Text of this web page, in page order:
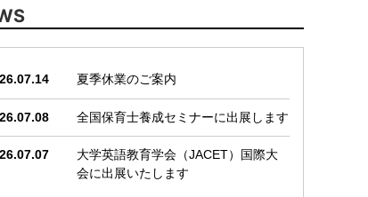
夏季休業のご案内
全国保育士養成セミナーに出展します
大学英語教育学会（JACET）国際大
会に出展いたします